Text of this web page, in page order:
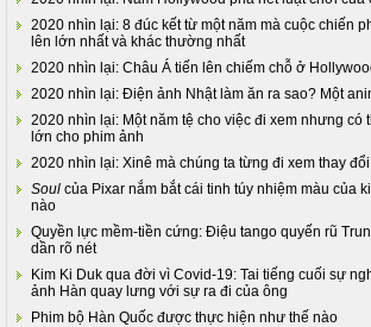
2020 nhìn lại: 8 đúc kết từ một năm mà cuộc chiến
lên lớn nhất và khác thường nhất
2020 nhìn lại: Châu Á tiến lên chiếm chỗ ở
2020 nhìn lại: Điện ảnh Nhật làm ăn ra sao? Một
2020 nhìn lại: Một năm tệ cho việc đi xem nhưng có
lớn cho phim ảnh
2020 nhìn lại: Xinê mà chúng ta từng đi xem thay
Soul của Pixar nắm bắt cái tinh túy nhiệm màu của
nào
Quyền lực mềm-tiền cứng: Điệu tango quyến rũ
dần rõ nét
Kim Ki Duk qua đời vì Covid-19: Tai tiếng cuối sự
ảnh Hàn quay lưng với sự ra đi của ông
Phim bộ Hàn Quốc được thực hiện như thế nào